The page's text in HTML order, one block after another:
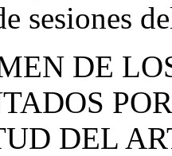
sesiones
DE
DEL